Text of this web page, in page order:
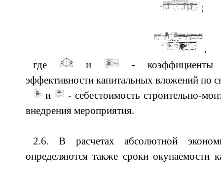
;
,
где
и
- коэффициенты
эффективности капитальных вложений по
и
- себестоимость строительно-
внедрения мероприятия.
2.6. В расчетах абсолютной
определяются также сроки окупаемости